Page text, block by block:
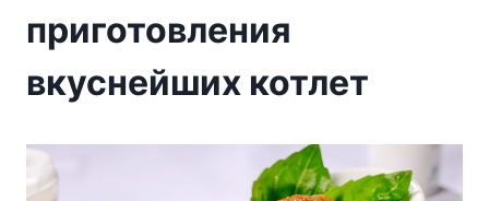
приготовления
вкуснейших котлет